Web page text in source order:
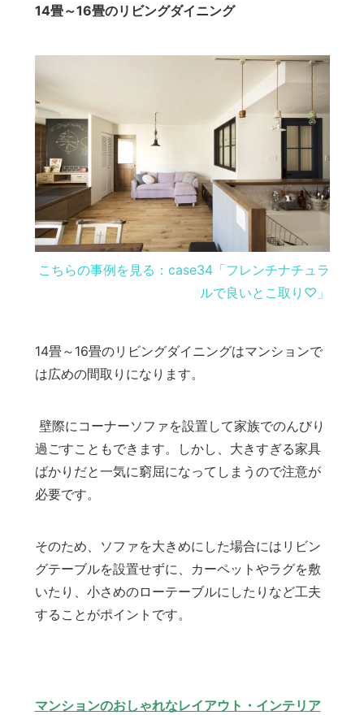
14畳～16畳のリビングダイニング
こちらの事例を見る：case34「フレンチナチュラ
ルで良いとこ取り♡」
14畳～16畳のリビングダイニングはマンションで
は広めの間取りになります。
壁際にコーナーソファを設置して家族でのんびり
過ごすこともできます。しかし、大きすぎる家具
ばかりだと一気に窮屈になってしまうので注意が
必要です。
そのため、ソファを大きめにした場合にはリビン
グテーブルを設置せずに、カーペットやラグを敷
いたり、小さめのローテーブルにしたりなど工夫
することがポイントです。
マンションのおしゃれなレイアウト・インテリア